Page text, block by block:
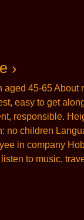
›
aged 45-65 About
easy to get
responsible.
no children
in company
to music,